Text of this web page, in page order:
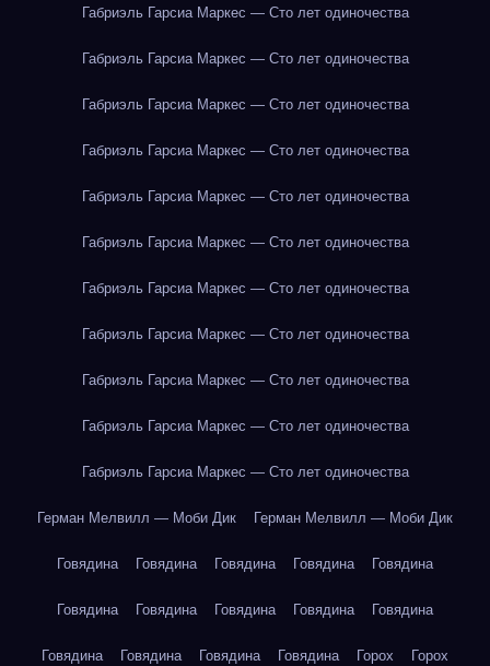
Габриэль Гарсиа Маркес — Сто лет одиночества
Габриэль Гарсиа Маркес — Сто лет одиночества
Габриэль Гарсиа Маркес — Сто лет одиночества
Габриэль Гарсиа Маркес — Сто лет одиночества
Габриэль Гарсиа Маркес — Сто лет одиночества
Габриэль Гарсиа Маркес — Сто лет одиночества
Габриэль Гарсиа Маркес — Сто лет одиночества
Габриэль Гарсиа Маркес — Сто лет одиночества
Габриэль Гарсиа Маркес — Сто лет одиночества
Габриэль Гарсиа Маркес — Сто лет одиночества
Габриэль Гарсиа Маркес — Сто лет одиночества
Герман Мелвилл — Моби Дик Герман Мелвилл — Моби Дик
Говядина Говядина Говядина Говядина Говядина
Говядина Говядина Говядина Говядина Говядина
Говядина Говядина Говядина Говядина Горох Горох